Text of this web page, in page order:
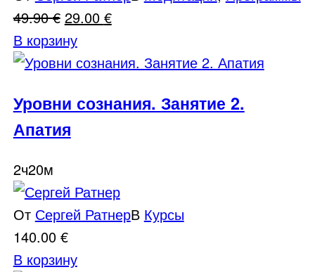
49.90€ Первоначальная
цена
составляла
29.00 €Текущая
29.00 €.
В корзину
Уровни сознания. Занятие 2.
Апатия
2ч20м
От Сергей РатнерВ Курсы
140.00 €
В корзину